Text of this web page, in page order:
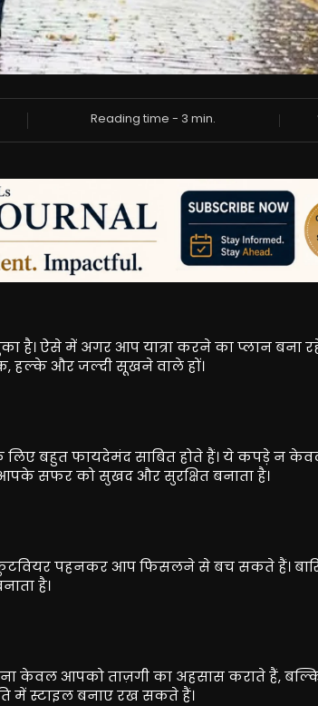
Reading time - 3 min.
है। ऐसे में अगर आप यात्रा करने का प्लान बना
हल्के और जल्दी सूखने वाले हों।
लिए बहुत फायदेमंद साबित होते हैं। ये कपड़े न
सफर को सुखद और सुरक्षित बनाता है।
पहनकर आप फिसलने से बच सकते हैं।
है।
केवल आपको ताज़गी का अहसास कराते हैं,
में स्टाइल बनाए रख सकते हैं।